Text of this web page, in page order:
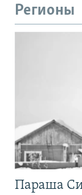
Регионы
Параша